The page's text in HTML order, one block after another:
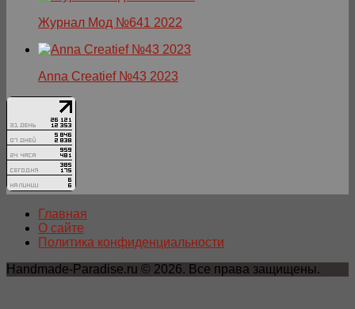
Журнал Мод №641 2022
Anna Creatief №43 2023
Главная
О сайте
Политика конфиденциальности
Handmade-Paradise.ru © 2026. Все права защищены.